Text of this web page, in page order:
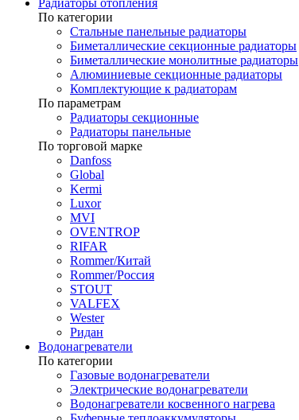
Радиаторы отопления
По категории
Стальные панельные радиаторы
Биметаллические секционные радиаторы
Биметаллические монолитные радиаторы
Алюминиевые секционные радиаторы
Комплектующие к радиаторам
По параметрам
Радиаторы секционные
Радиаторы панельные
По торговой марке
Danfoss
Global
Kermi
Luxor
MVI
OVENTROP
RIFAR​
Rommer/Китай
Rommer/Россия
STOUT
VALFEX
Wester
Ридан
Водонагреватели
По категории
Газовые водонагреватели
Электрические водонагреватели
Водонагреватели косвенного нагрева